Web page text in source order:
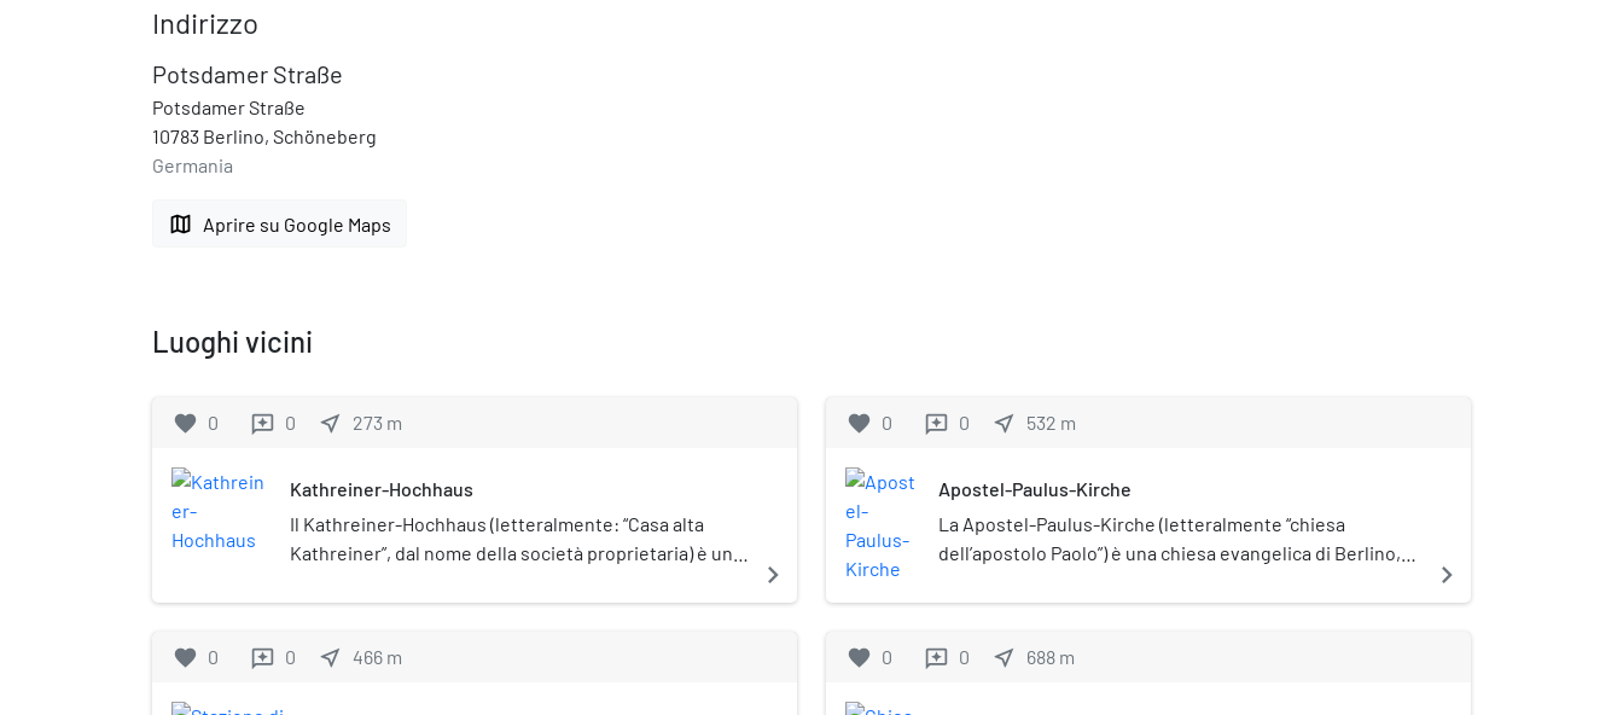
Indirizzo
Potsdamer Straße
Potsdamer Straße
10783 Berlino, Schöneberg
Germania
map Aprire su Google Maps
Luoghi vicini
favorite 0 reviews 0 near_me 273 m
Kathreiner-Hochhaus
Il Kathreiner-Hochhaus (letteralmente: “Casa alta
Kathreiner”, dal nome della società proprietaria) è un
navigate_next
favorite 0 reviews 0 near_me 466 m
favorite 0 reviews 0 near_me 532 m
Apostel-Paulus-Kirche
La Apostel-Paulus-Kirche (letteralmente “chiesa
dell’apostolo Paolo”) è una chiesa evangelica di Berlino,
tutela monumentale (Denkmalschutz).
navigate_next
favorite 0 reviews 0 near_me 688 m